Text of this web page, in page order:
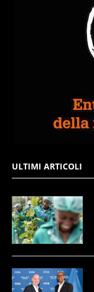
ULTIMI ARTICOLI